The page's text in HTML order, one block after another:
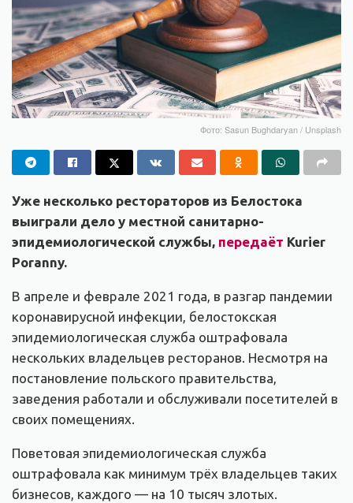
Фото: Sasun Bughdaryan / Unsplash
Уже несколько рестораторов из Белостока
выиграли дело у местной санитарно-
эпидемиологической службы, передаёт Kurier
Poranny.
В апреле и феврале 2021 года, в разгар пандемии
коронавирусной инфекции, белостокская
эпидемиологическая служба оштрафовала
нескольких владельцев ресторанов. Несмотря на
постановление польского правительства,
заведения работали и обслуживали посетителей в
своих помещениях.
Поветовая эпидемиологическая служба
оштрафовала как минимум трёх владельцев таких
бизнесов, каждого — на 10 тысяч злотых.